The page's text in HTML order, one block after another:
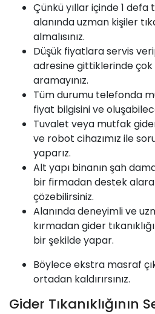
Çünkü yıllar içinde 1 defa
alanında uzman kişiler
almalısınız.
Düşük fiyatlara servis
adresine gittiklerinde
aramayınız.
Tüm durumu telefonda
fiyat bilgisini ve
Tuvalet veya mutfak
ve robot cihazımız ile
yaparız.
Alt yapı binanın şah
bir firmadan destek
çözebilirsiniz.
Alanında deneyimli ve
kırmadan gider
bir şekilde yapar.
Böylece ekstra masraf
ortadan kaldırırsınız.
Gider Tıkanıklığının